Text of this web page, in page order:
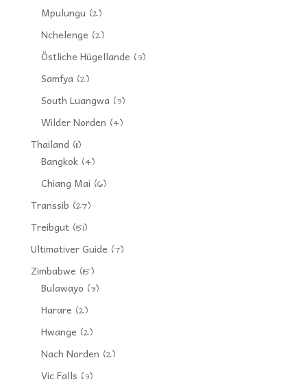
Mpulungu(2)
Nchelenge (2)
Östliche Hügellande (3)
Samfya(2)
South Luangwa(3)
Wilder Norden (4)
Thailand(11)
Bangkok(4)
Chiang Mai (6)
Transsib (27)
Treibgut(51)
Ultimativer Guide (7)
Zimbabwe (15)
Bulawayo (3)
Harare (2)
Hwange (2)
Nach Norden (2)
Vic Falls (3)